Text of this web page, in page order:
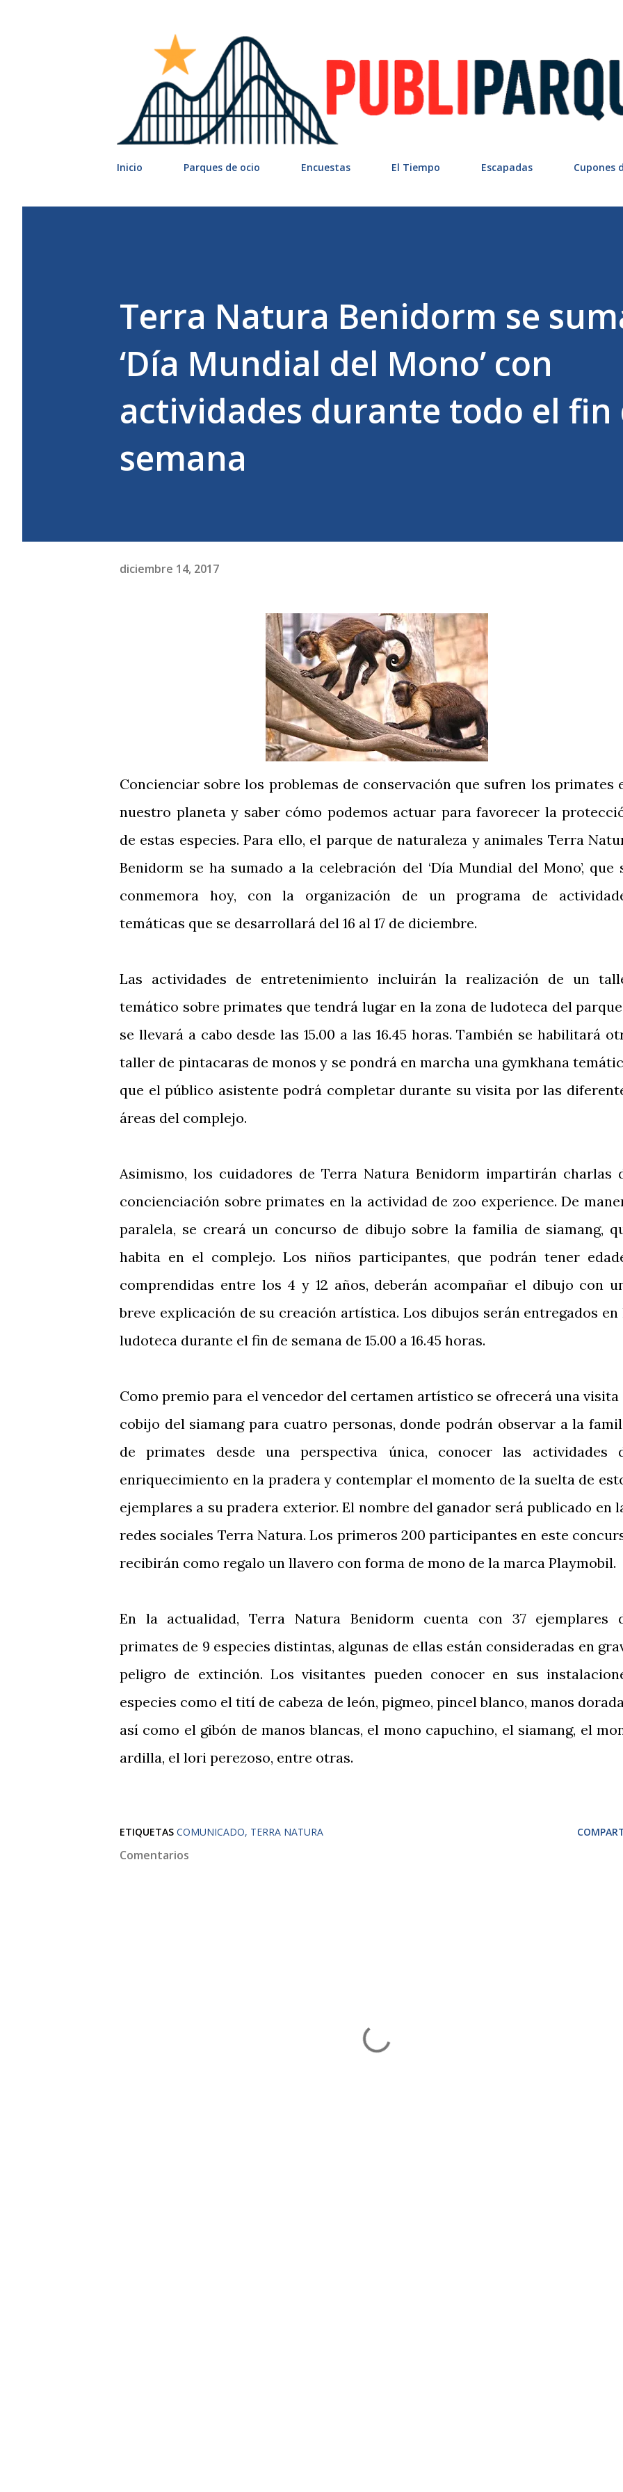
Inicio Parques de ocio Encuestas El Tiempo Escapadas Cupones
Terra Natura Benidorm se
‘Día Mundial del Mono’ con
actividades durante todo el fin
semana
diciembre 14, 2017
Concienciar sobre los problemas de conservación que sufren los primates
nuestro planeta y saber cómo podemos actuar para favorecer la
de estas especies. Para ello, el parque de naturaleza y animales Terra
Benidorm se ha sumado a la celebración del ‘Día Mundial del Mono’, que
conmemora hoy, con la organización de un programa de
temáticas que se desarrollará del 16 al 17 de diciembre.
Las actividades de entretenimiento incluirán la realización de un
temático sobre primates que tendrá lugar en la zona de ludoteca del
se llevará a cabo desde las 15.00 a las 16.45 horas. También se habilitará
taller de pintacaras de monos y se pondrá en marcha una gymkhana
que el público asistente podrá completar durante su visita por las
áreas del complejo.
Asimismo, los cuidadores de Terra Natura Benidorm impartirán charlas
concienciación sobre primates en la actividad de zoo experience. De
paralela, se creará un concurso de dibujo sobre la familia de siamang,
habita en el complejo. Los niños participantes, que podrán tener
comprendidas entre los 4 y 12 años, deberán acompañar el dibujo con
breve explicación de su creación artística. Los dibujos serán entregados en
ludoteca durante el fin de semana de 15.00 a 16.45 horas.
Como premio para el vencedor del certamen artístico se ofrecerá una visita
cobijo del siamang para cuatro personas, donde podrán observar a la
de primates desde una perspectiva única, conocer las actividades
enriquecimiento en la pradera y contemplar el momento de la suelta de
ejemplares a su pradera exterior. El nombre del ganador será publicado en
redes sociales Terra Natura. Los primeros 200 participantes en este
recibirán como regalo un llavero con forma de mono de la marca Playmobil.
En la actualidad, Terra Natura Benidorm cuenta con 37 ejemplares
primates de 9 especies distintas, algunas de ellas están consideradas en
peligro de extinción. Los visitantes pueden conocer en sus
especies como el tití de cabeza de león, pigmeo, pincel blanco, manos
así como el gibón de manos blancas, el mono capuchino, el siamang, el
ardilla, el lori perezoso, entre otras.
ETIQUETAS COMUNICADO TERRA NATURA
Comentarios